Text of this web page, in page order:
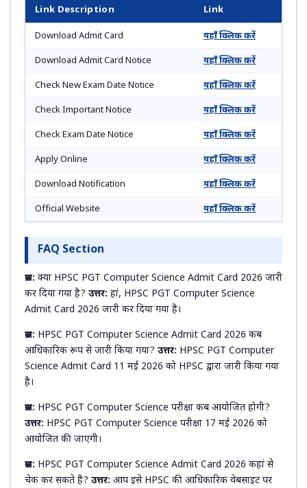
Link Description Link
Download Admit Card यहाँ क्लिक करें
Download Admit Card Notice यहाँ क्लिक करें
Check New Exam Date Notice यहाँ क्लिक करें
Check Important Notice यहाँ क्लिक करें
Check Exam Date Notice यहाँ क्लिक करें
Apply Online यहाँ क्लिक करें
Download Notification यहाँ क्लिक करें
Official Website यहाँ क्लिक करें
FAQ Section
प्रश्न: क्या HPSC PGT Computer Science Admit Card 2026 जारी
कर दिया गया है? उत्तर: हां, HPSC PGT Computer Science
Admit Card 2026 जारी कर दिया गया है।
प्रश्न: HPSC PGT Computer Science Admit Card 2026 कब
आधिकारिक रूप से जारी किया गया? उत्तर: HPSC PGT Computer
Science Admit Card 11 मई 2026 को HPSC द्वारा जारी किया गया
है।
प्रश्न: HPSC PGT Computer Science परीक्षा कब आयोजित होगी?
उत्तर: HPSC PGT Computer Science परीक्षा 17 मई 2026 को
आयोजित की जाएगी।
प्रश्न: HPSC PGT Computer Science Admit Card 2026 कहां से
चेक कर सकते हैं? उत्तर: आप इसे HPSC की आधिकारिक वेबसाइट पर